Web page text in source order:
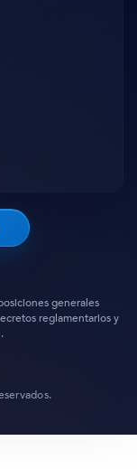
generales
reglamentarios y